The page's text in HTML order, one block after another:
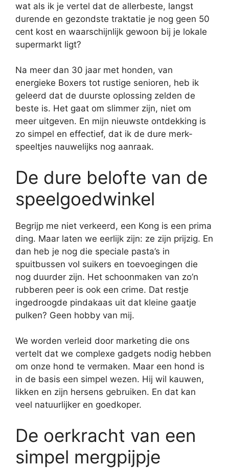
wat als ik je vertel dat de allerbeste, langst
durende en gezondste traktatie je nog geen 50
cent kost en waarschijnlijk gewoon bij je lokale
supermarkt ligt?
Na meer dan 30 jaar met honden, van
energieke Boxers tot rustige senioren, heb ik
geleerd dat de duurste oplossing zelden de
beste is. Het gaat om slimmer zijn, niet om
meer uitgeven. En mijn nieuwste ontdekking is
zo simpel en effectief, dat ik de dure merk-
speeltjes nauwelijks nog aanraak.
De dure belofte van de
speelgoedwinkel
Begrijp me niet verkeerd, een Kong is een prima
ding. Maar laten we eerlijk zijn: ze zijn prijzig. En
dan heb je nog die speciale pasta’s in
spuitbussen vol suikers en toevoegingen die
nog duurder zijn. Het schoonmaken van zo’n
rubberen peer is ook een crime. Dat restje
ingedroogde pindakaas uit dat kleine gaatje
pulken? Geen hobby van mij.
We worden verleid door marketing die ons
vertelt dat we complexe gadgets nodig hebben
om onze hond te vermaken. Maar een hond is
in de basis een simpel wezen. Hij wil kauwen,
likken en zijn hersens gebruiken. En dat kan
veel natuurlijker en goedkoper.
De oerkracht van een
simpel mergpijpje